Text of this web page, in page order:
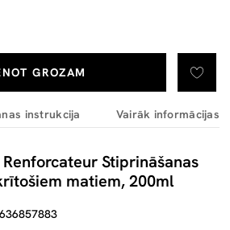
GROZAM
instrukcija Vairāk informācijas
Stiprināšanas
matiem, 200ml